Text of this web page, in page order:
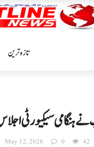
تازہ ترین
ہنگامی سیکیورٹی
May 12, 2026 0 42